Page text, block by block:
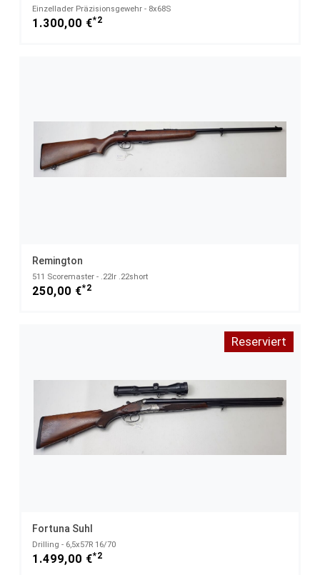
Einzellader Präzisionsgewehr - 8x68S
1.300,00 €*2
Remington
511 Scoremaster - .22lr .22short
250,00 €*2
Reserviert
Fortuna Suhl
Drilling - 6,5x57R 16/70
1.499,00 €*2